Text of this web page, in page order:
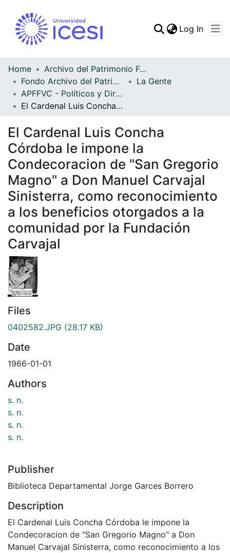
Statistics
Log In
Home
Archivo del Patrimonio Fotográfico y Fílmico del Valle del Cauca
Fondo Archivo del Patrimonio Fotográfico y Fílmico del Valle del Cauca
La Gente
APFFVC - Políticos y Dirigentes - Patrimonial
El Cardenal Luis Concha Córdoba le impone la Condecoracion de "San Gregorio Magno" a Don Manuel Carvajal Sinisterra, como reconocimiento a los beneficios otorgados a la comunidad por la Fundación Carvajal
El Cardenal Luis Concha
Córdoba le impone la
Condecoracion de "San Gregorio
Magno" a Don Manuel Carvajal
Sinisterra, como reconocimiento
a los beneficios otorgados a la
comunidad por la Fundación
Carvajal
Files
0402582.JPG (28.17 KB)
Date
1966-01-01
Authors
s. n.
s. n.
s. n.
s. n.
Publisher
Biblioteca Departamental Jorge Garces Borrero
Description
El Cardenal Luis Concha Córdoba le impone la
Condecoracion de "San Gregorio Magno" a Don
Manuel Carvajal Sinisterra, como reconocimiento a los